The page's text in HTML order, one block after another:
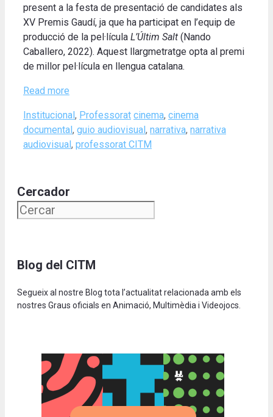
present a la festa de presentació de candidates als
XV Premis Gaudí, ja que ha participat en l’equip de
producció de la pel·lícula L’Últim Salt (Nando
Caballero, 2022). Aquest llargmetratge opta al premi
de millor pel·lícula en llengua catalana.
Read more
Categories
Institucional , Professorat Tags
cinema, cinema
documental , guio audiovisual , narrativa, narrativa
audiovisual , professorat CITM
Cercador
Blog del CITM
Segueix al nostre Blog tota l’actualitat relacionada amb els
nostres Graus oficials en Animació, Multimèdia i Videojocs.